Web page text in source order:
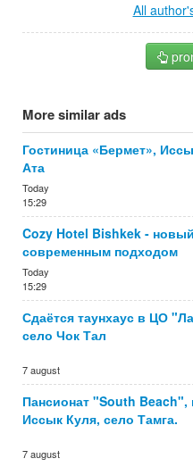
All
More similar ads
Гостиница «Бермет»,
Ата
Today
15:29
Cozy Hotel Bishkek -
современным подходом
Today
15:29
Сдаётся таунхаус в ЦО
село Чок Тал
7 august
Пансионат "South
Иссык Куля, село Тамга.
7 august